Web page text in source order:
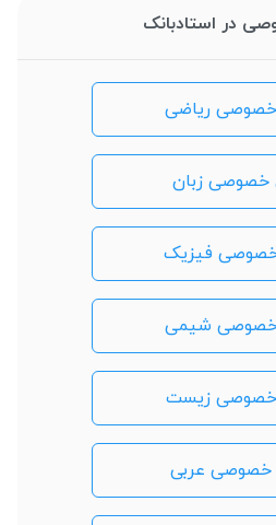
در استادبانک
ریاضی
خصوصی زبان
فیزیک
شیمی
زیست
خصوصی عربی